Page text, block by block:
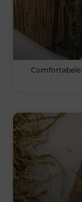
Comfortabele